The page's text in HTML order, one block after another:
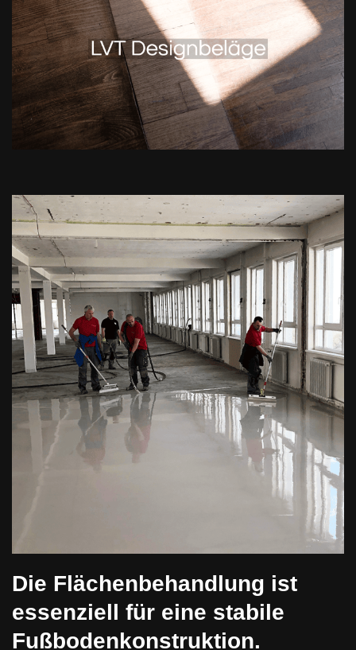
Die Flächenbehandlung ist
essenziell für eine stabile
Fußbodenkonstruktion.